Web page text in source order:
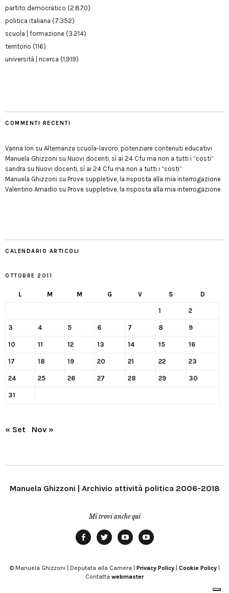
partito democratico (2.870)
politica italiana (7.352)
scuola | formazione (3.214)
territorio (116)
università | ricerca (1.919)
COMMENTI RECENTI
Vanna Iori su Alternanza scuola-lavoro, potenziare contenuti educativi
Manuela Ghizzoni su Nuovi docenti, sì ai 24 Cfu ma non a tutti i “costi”
sandra su Nuovi docenti, sì ai 24 Cfu ma non a tutti i “costi”
Manuela Ghizzoni su Prove suppletive, la risposta alla mia interrogazione
Valentino Amadio su Prove suppletive, la risposta alla mia interrogazione
CALENDARIO ARTICOLI
OTTOBRE 2011
L M M G V S D
1 2
3 4 5 6 7 8 9
10 11 12 13 14 15 16
17 18 19 20 21 22 23
24 25 26 27 28 29 30
31
« Set Nov »
Manuela Ghizzoni | Archivio attività politica 2006-2018
Mi trovi anche qui
Modena
© Manuela Ghizzoni | Deputata alla Camera | Privacy Policy| Cookie Policy|
Contatta webmaster